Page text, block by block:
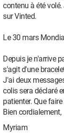
contenu à été
sur Vinted.
Le 30 mars
Depuis je n'arrive
s'agit d'une
J'ai deux
colis sera déclaré
patienter. Que
Bien cordialement,
Myriam